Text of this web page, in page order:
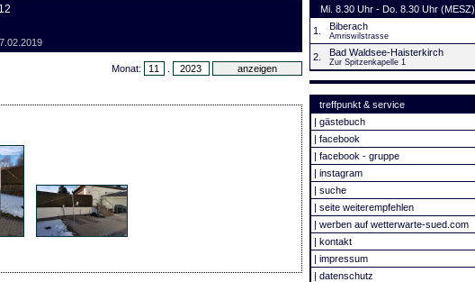
Monat:
Mi. 8.30 Uhr - Do. 8.30 Uhr (MESZ)
1.
Biberach
Amriswilstrasse
2. Bad Waldsee-Haisterkirch
Zur Spitzenkapelle 1
treffpunkt & service
| gästebuch
| facebook
| facebook - gruppe
| instagram
| suche
| seite weiterempfehlen
| werben auf wetterwarte-sued.com
| kontakt
| impressum
| datenschutz